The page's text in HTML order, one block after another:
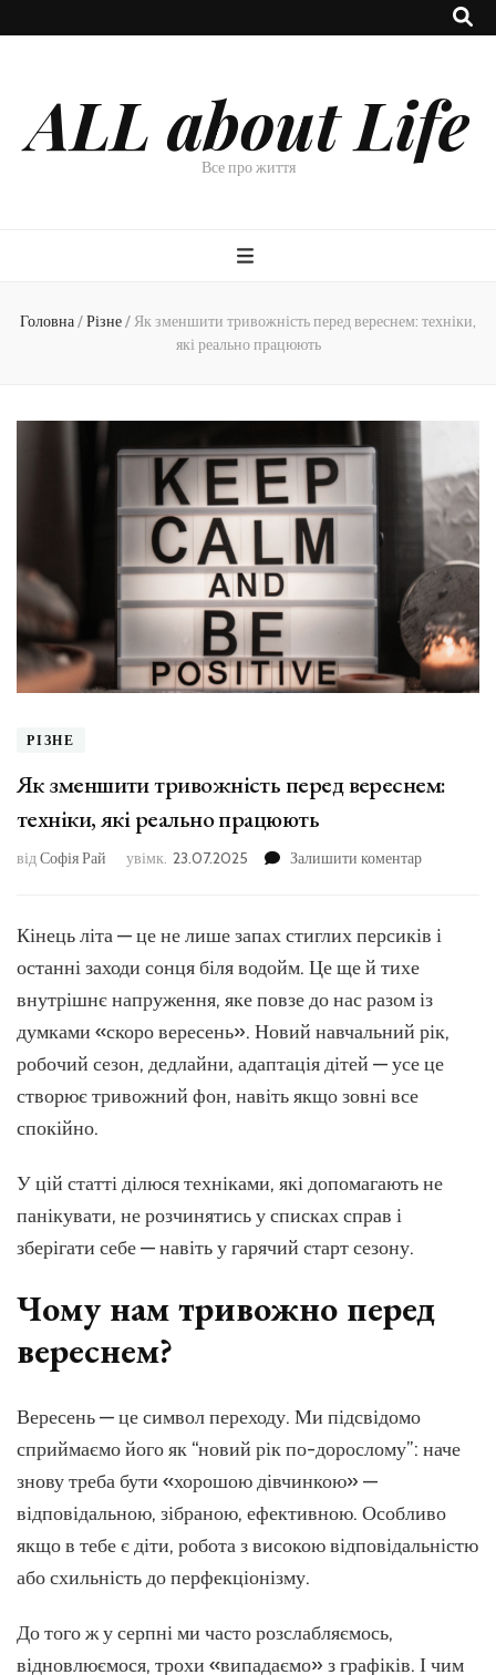
ALL about Life
Все про життя
Головна/Різне/Як зменшити тривожність перед вереснем: техніки,
які реально працюють
РІЗНЕ
Як зменшити тривожність перед вереснем:
техніки, які реально працюють
відСофія Рай увімк. 23.07.2025 Залишити коментардо
техніки,
реально
працюють
Кінець літа — це не лише запах стиглих персиків і
останні заходи сонця біля водойм. Це ще й тихе
внутрішнє напруження, яке повзе до нас разом із
думками «скоро вересень». Новий навчальний рік,
робочий сезон, дедлайни, адаптація дітей — усе це
створює тривожний фон, навіть якщо зовні все
спокійно.
У цій статті ділюся техніками, які допомагають не
панікувати, не розчинятись у списках справ і
зберігати себе — навіть у гарячий старт сезону.
Чому нам тривожно перед
вереснем?
Вересень — це символ переходу. Ми підсвідомо
сприймаємо його як “новий рік по-дорослому”: наче
знову треба бути «хорошою дівчинкою» —
відповідальною, зібраною, ефективною. Особливо
якщо в тебе є діти, робота з високою відповідальністю
або схильність до перфекціонізму.
До того ж у серпні ми часто розслабляємось,
відновлюємося, трохи «випадаємо» з графіків. І чим